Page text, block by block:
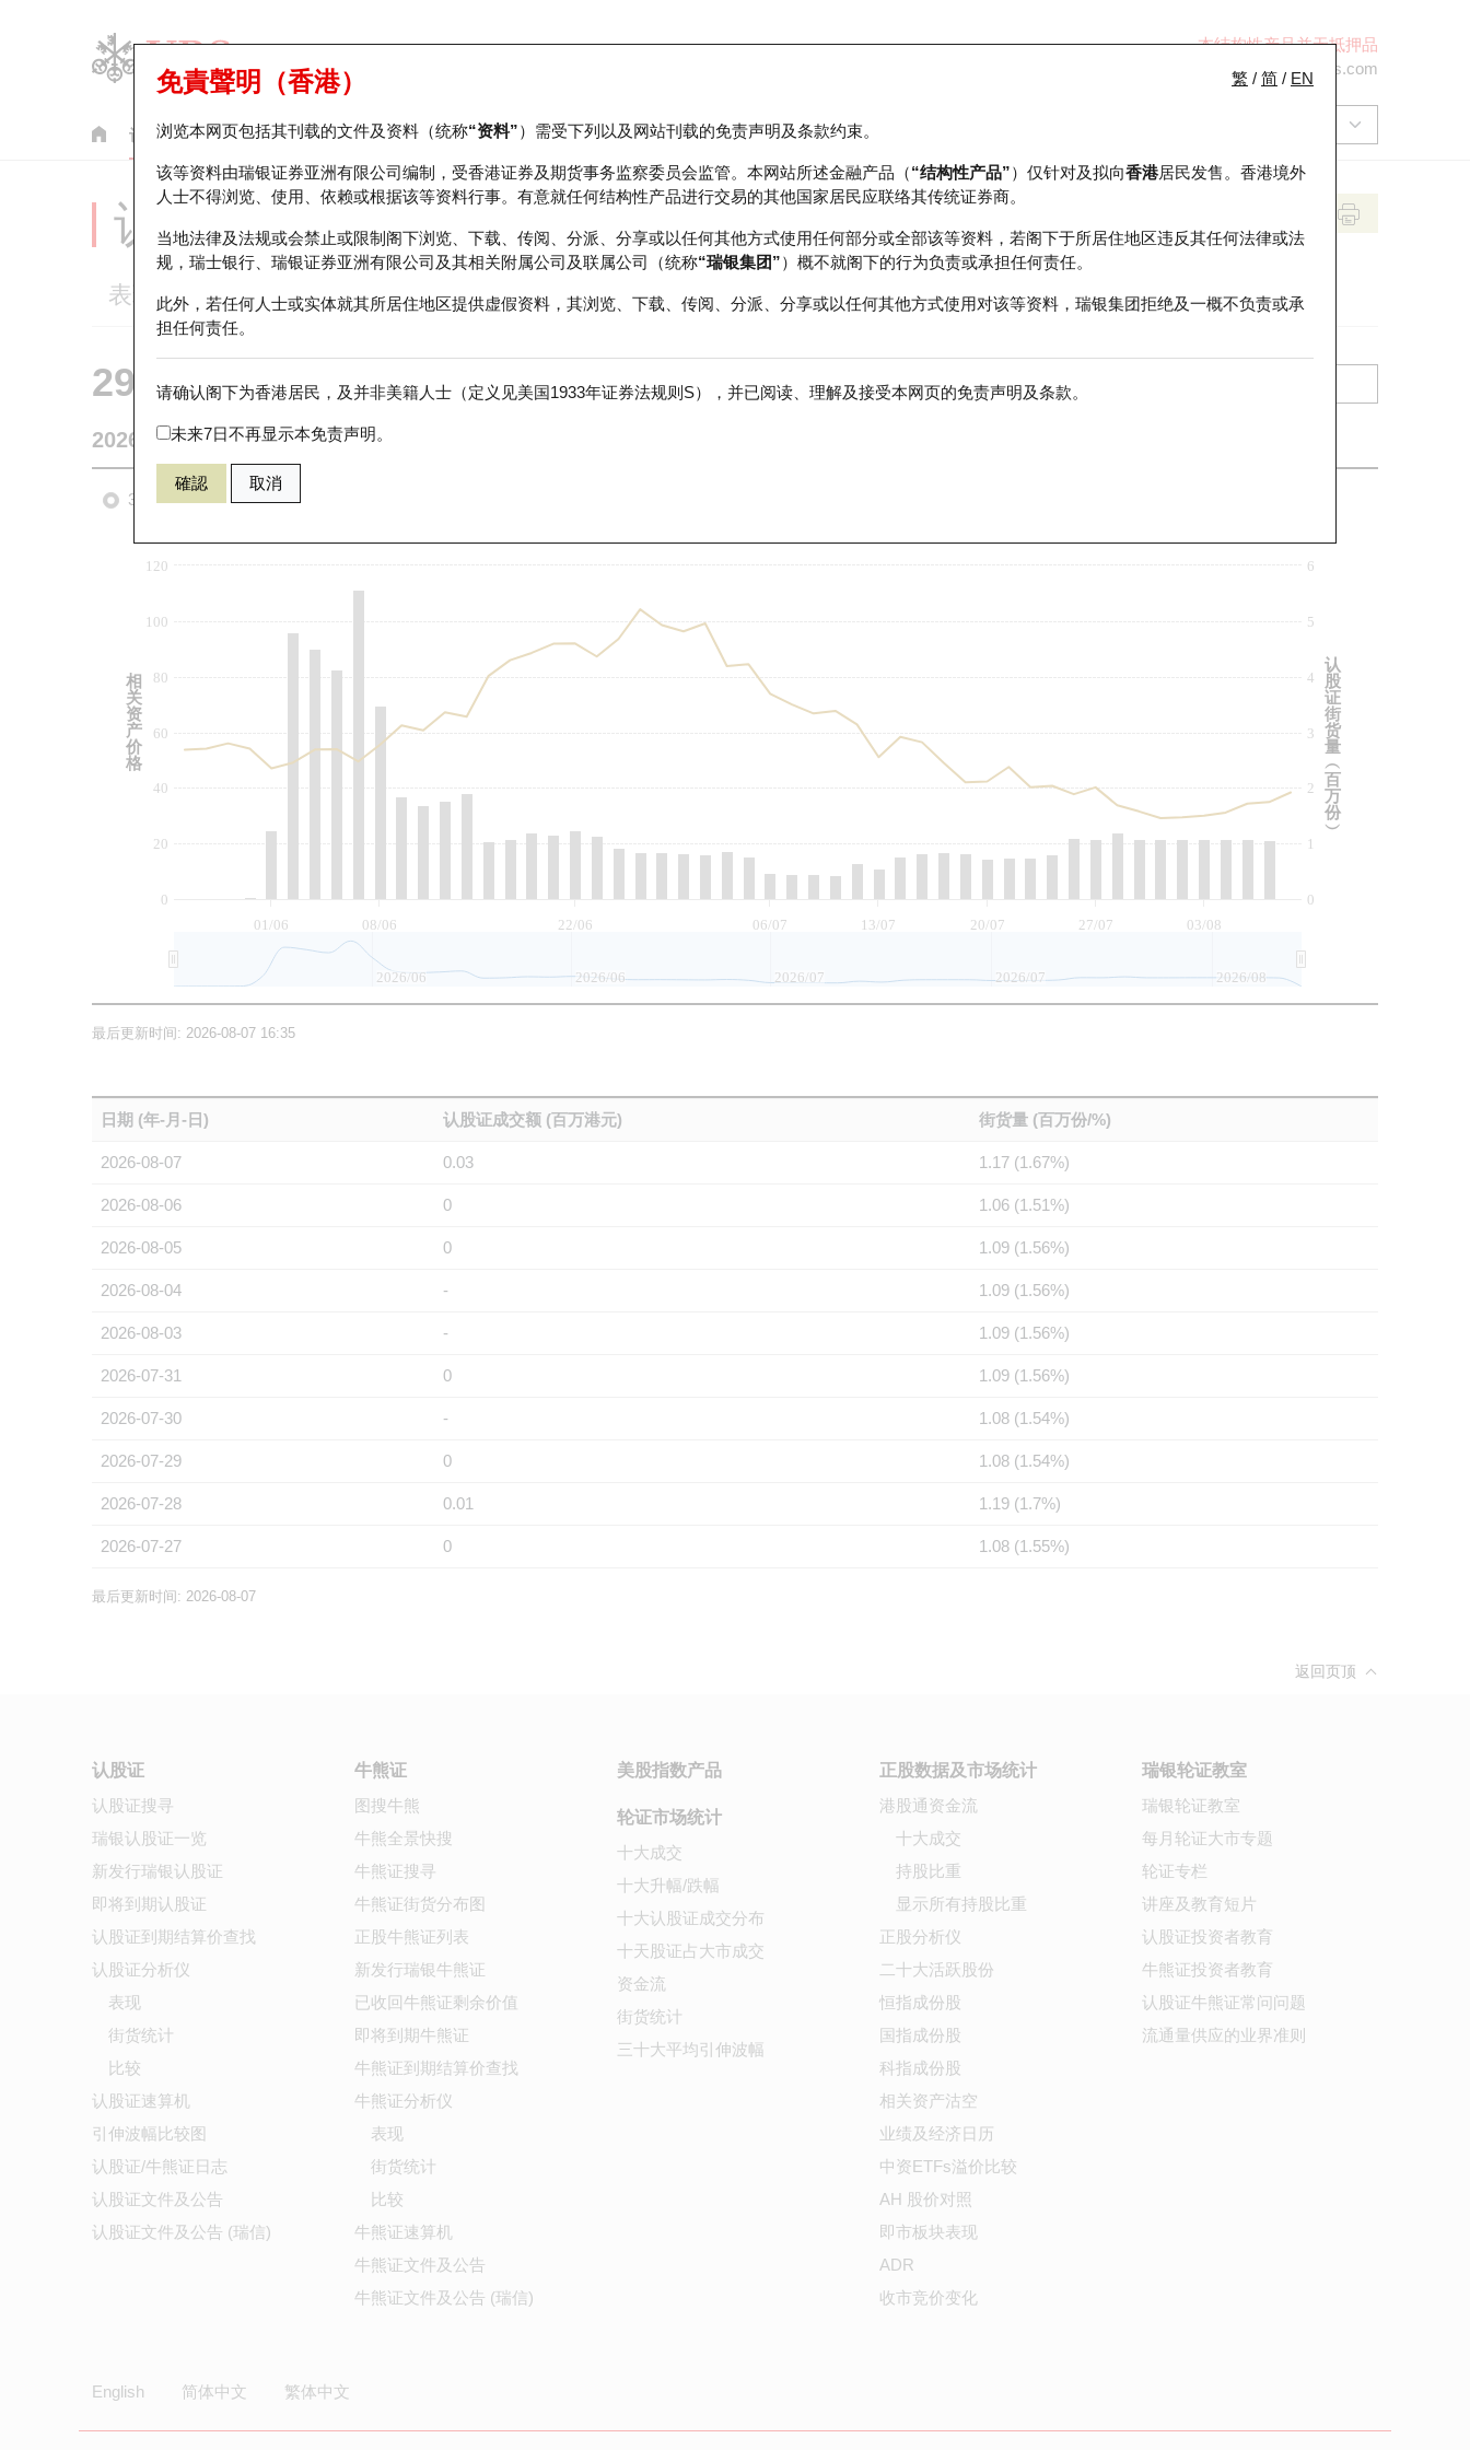
本结构性产品并无抵押品
ol-hkwarrants@ubs.com
认股证 牛熊证 美股指数产品 轮证市场统计 正股数据及市场统计 瑞银轮证教室
繁 / 简 / EN
免責聲明（香港）
浏览本网页包括其刊载的文件及资料（统称“资料”）需受下列以及网站刊载的免责声明及条款约束。
该等资料由瑞银证券亚洲有限公司编制，受香港证券及期货事务监察委员会监管。本网站所述金融产品（“结构性产品”）仅针对及拟向香港居民发售。香港境外
人士不得浏览、使用、依赖或根据该等资料行事。有意就任何结构性产品进行交易的其他国家居民应联络其传统证券商。
当地法律及法规或会禁止或限制阁下浏览、下载、传阅、分派、分享或以任何其他方式使用任何部分或全部该等资料，若阁下于所居住地区违反其任何法律或法
规，瑞士银行、瑞银证券亚洲有限公司及其相关附属公司及联属公司（统称“瑞银集团”）概不就阁下的行为负责或承担任何责任。
此外，若任何人士或实体就其所居住地区提供虚假资料，其浏览、下载、传阅、分派、分享或以任何其他方式使用对该等资料，瑞银集团拒绝及一概不负责或承
担任何责任。
请确认阁下为香港居民，及并非美籍人士（定义见美国1933年证券法规则S），并已阅读、理解及接受本网页的免责声明及条款。
未来7日不再显示本免责声明。
確認 取消
认股证分析仪
表现 街货统计 比较
29594 瑞银认购 1888 建滔积层板
2026-08-07 相关资产价格 38.36
3个月 6个月
01/06 08/06 22/06 06/07 13/07 20/07 27/07 03/08
0
1
2
3
4
5
6
0
20
40
60
80
100
120
2026/06 2026/06 2026/07 2026/07 2026/08
认
股
证
街
货
量
︵
百
万
份
︶
相
关
资
产
价
格
最后更新时间: 2026-08-07 16:35
日期 (年-月-日) 认股证成交额 (百万港元) 街货量 (百万份/%)
2026-08-07 0.03 1.17 (1.67%)
2026-08-06 0 1.06 (1.51%)
2026-08-05 0 1.09 (1.56%)
2026-08-04 - 1.09 (1.56%)
2026-08-03 - 1.09 (1.56%)
2026-07-31 0 1.09 (1.56%)
2026-07-30 - 1.08 (1.54%)
2026-07-29 0 1.08 (1.54%)
2026-07-28 0.01 1.19 (1.7%)
2026-07-27 0 1.08 (1.55%)
最后更新时间: 2026-08-07
返回页顶
认股证
认股证搜寻
瑞银认股证一览
新发行瑞银认股证
即将到期认股证
认股证到期结算价查找
认股证分析仪
表现
街货统计
比较
认股证速算机
引伸波幅比较图
认股证/牛熊证日志
认股证文件及公告
认股证文件及公告 (瑞信)
牛熊证
图搜牛熊
牛熊全景快搜
牛熊证搜寻
牛熊证街货分布图
正股牛熊证列表
新发行瑞银牛熊证
已收回牛熊证剩余价值
即将到期牛熊证
牛熊证到期结算价查找
牛熊证分析仪
表现
街货统计
比较
牛熊证速算机
牛熊证文件及公告
牛熊证文件及公告 (瑞信)
美股指数产品
轮证市场统计
十大成交
十大升幅/跌幅
十大认股证成交分布
十天股证占大市成交
资金流
街货统计
三十大平均引伸波幅
正股数据及市场统计
港股通资金流
十大成交
持股比重
显示所有持股比重
正股分析仪
二十大活跃股份
恒指成份股
国指成份股
科指成份股
相关资产沽空
业绩及经济日历
中资ETFs溢价比较
AH 股价对照
即市板块表现
ADR
收市竞价变化
瑞银轮证教室
瑞银轮证教室
每月轮证大市专题
轮证专栏
讲座及教育短片
认股证投资者教育
牛熊证投资者教育
认股证牛熊证常问问题
流通量供应的业界准则
English 简体中文 繁体中文